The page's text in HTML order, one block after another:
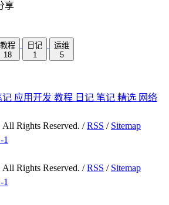
享
教程
18
日记
1
运维
5
记 应用开发 教程 日记 笔记 精选 网络
Rights Reserved. /RSS / Sitemap
1
Rights Reserved. /RSS / Sitemap
1